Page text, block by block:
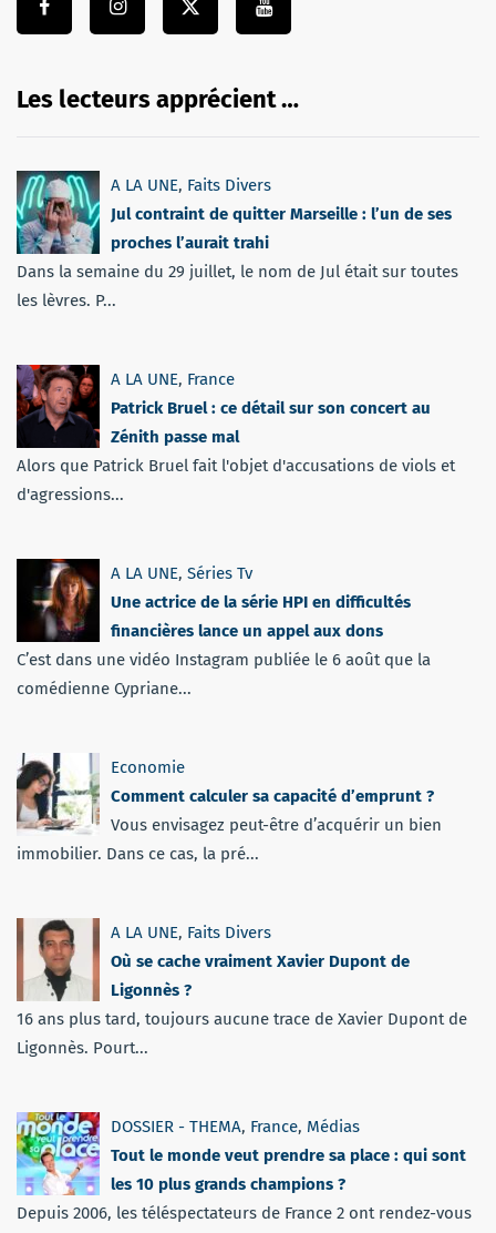
Les lecteurs apprécient …
A LA UNE, Faits Divers
Jul contraint de quitter Marseille : l’un de ses
proches l’aurait trahi
Dans la semaine du 29 juillet, le nom de Jul était sur toutes
les lèvres. P...
A LA UNE, France
Patrick Bruel : ce détail sur son concert au
Zénith passe mal
Alors que Patrick Bruel fait l'objet d'accusations de viols et
d'agressions...
A LA UNE, Séries Tv
Une actrice de la série HPI en difficultés
financières lance un appel aux dons
C’est dans une vidéo Instagram publiée le 6 août que la
comédienne Cypriane...
Economie
Comment calculer sa capacité d’emprunt ?
Vous envisagez peut-être d’acquérir un bien
immobilier. Dans ce cas, la pré...
A LA UNE, Faits Divers
Où se cache vraiment Xavier Dupont de
Ligonnès ?
16 ans plus tard, toujours aucune trace de Xavier Dupont de
Ligonnès. Pourt...
DOSSIER - THEMA, France, Médias
Tout le monde veut prendre sa place : qui sont
les 10 plus grands champions ?
Depuis 2006, les téléspectateurs de France 2 ont rendez-vous